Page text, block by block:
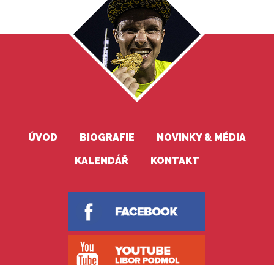
ÚVOD BIOGRAFIE
NOVINKY & MÉDIA
KALENDÁŘ
KONTAKT